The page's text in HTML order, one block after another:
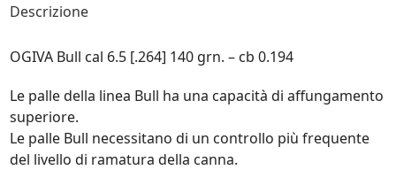
cb
quantità
Descrizione
OGIVA Bull cal 6.5 [.264] 140 grn. – cb 0.194
Le palle della linea Bull ha una capacità di affungamento
superiore.
Le palle Bull necessitano di un controllo più frequente
del livello di ramatura della canna.